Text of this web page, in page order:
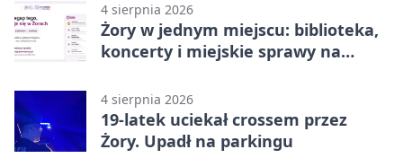
4 sierpnia 2026
Żory w jednym miejscu: biblioteka,
koncerty i miejskie sprawy na
4 sierpnia 2026
19-latek uciekał crossem przez
Żory. Upadł na parkingu